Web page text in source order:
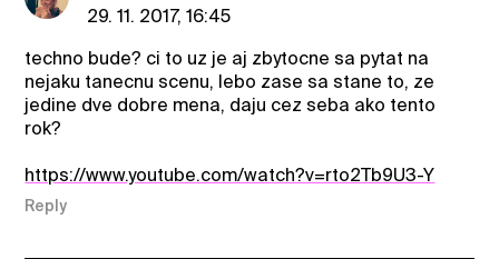
29. 11. 2017, 16:45
techno bude? ci to uz je aj zbytocne sa pytat na
nejaku tanecnu scenu, lebo zase sa stane to, ze
jedine dve dobre mena, daju cez seba ako tento
rok?
https://www.youtube.com/watch?v=rto2Tb9U3-Y
Reply